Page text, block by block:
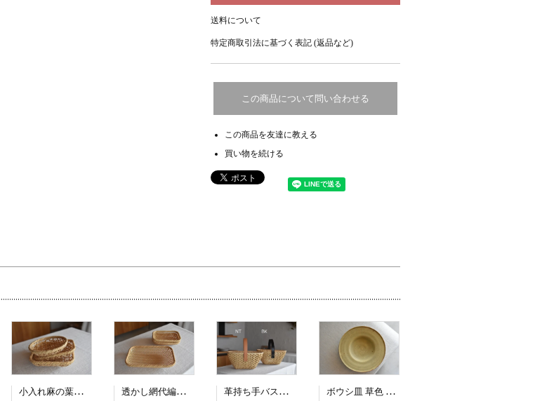
送料について
特定商取引法に基づく表記 (返品など)
この商品について問い合わせる
この商品を友達に教える
買い物を続ける
小入れ麻の葉編み盛り籠 透かし網代編み盛り籠 革持ち手バスケット ボウシ皿 草色 φ23.5cm